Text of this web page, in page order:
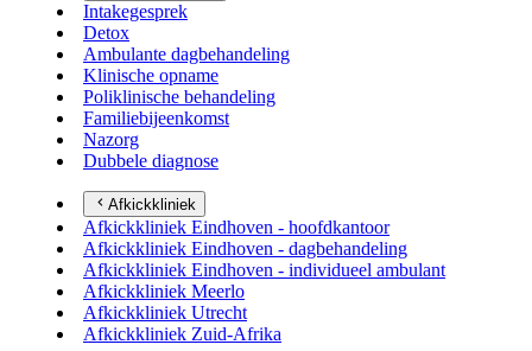
Intakegesprek
Detox
Ambulante dagbehandeling
Klinische opname
Poliklinische behandeling
Familiebijeenkomst
Nazorg
Dubbele diagnose
Afkickkliniek
Afkickkliniek Eindhoven - hoofdkantoor
Afkickkliniek Eindhoven - dagbehandeling
Afkickkliniek Eindhoven - individueel ambulant
Afkickkliniek Meerlo
Afkickkliniek Utrecht
Afkickkliniek Zuid-Afrika